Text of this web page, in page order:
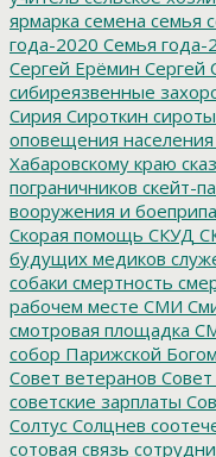
ярмарка семена семья
года-2020 Семья года-
Сергей Ерёмин Сергей
сибиреязвенные
Сирия Сироткин сироты
оповещения населения
Хабаровскому краю
пограничников скейт-
вооружения и
Скорая помощь СКУД
будущих медиков
собаки смертность
рабочем месте СМИ
смотровая площадка
собор Парижской
Совет ветеранов
советские зарплаты
Солтус Солцнев
сотовая связь